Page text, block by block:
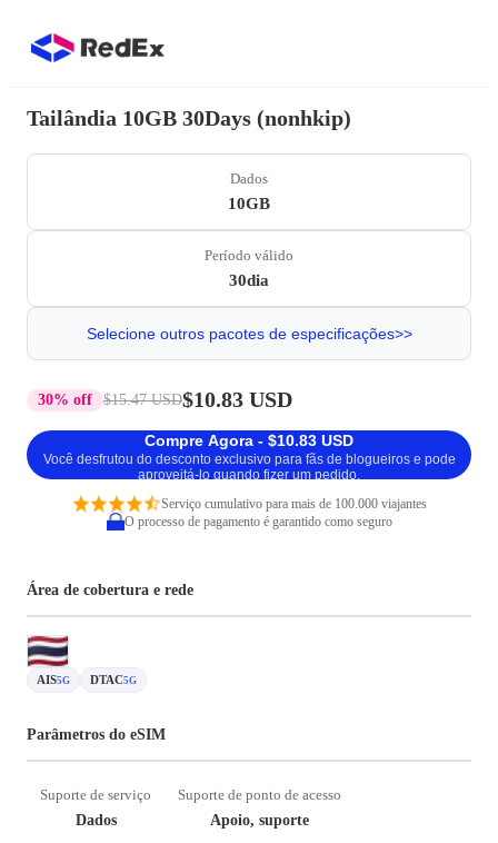
Tailândia 10GB 30Days (nonhkip)
Dados
10GB
Período válido
30dia
Selecione outros pacotes de especificações>>
30% off $15.47 USD$10.83 USD
Compre Agora - $10.83 USD
Você desfrutou do desconto exclusivo para fãs de blogueiros e pode
aproveitá-lo quando fizer um pedido.
Serviço cumulativo para mais de 100.000 viajantes
O processo de pagamento é garantido como seguro
Área de cobertura e rede
AIS5G DTAC5G
Parâmetros do eSIM
Suporte de serviço
Dados
Suporte de ponto de acesso
Apoio, suporte